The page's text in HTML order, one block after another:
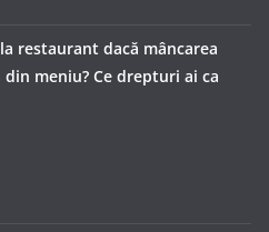
restaurant dacă mâncarea
meniu? Ce drepturi ai ca